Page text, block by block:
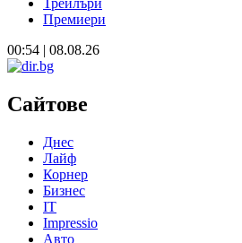
Трейлъри
Премиери
00:54 | 08.08.26
Сайтове
Днес
Лайф
Корнер
Бизнес
IT
Impressio
Авто